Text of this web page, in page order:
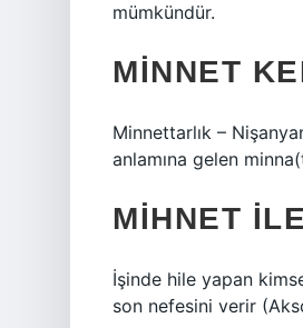
mümkündür.
MINNET
Minnettarlık –
MIHNET
İşinde hile yapan
son nefesini verir